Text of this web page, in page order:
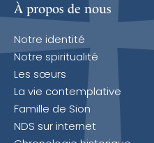
À propos de nous
Notre identité
Notre spiritualité
Les sœurs
La vie contemplative
Famille de Sion
NDS sur internet